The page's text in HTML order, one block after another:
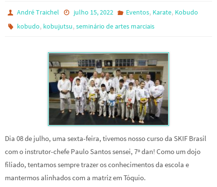
André Traichel julho 15, 2022 Eventos, Karate, Kobudo
kobudo, kobujutsu,seminário de artes marciais
Dia 08 de julho, uma sexta-feira, tivemos nosso curso da SKIF Brasil
com o instrutor-chefe Paulo Santos sensei, 7º dan! Como um dojo
filiado, tentamos sempre trazer os conhecimentos da escola e
mantermos alinhados com a matriz em Tóquio.